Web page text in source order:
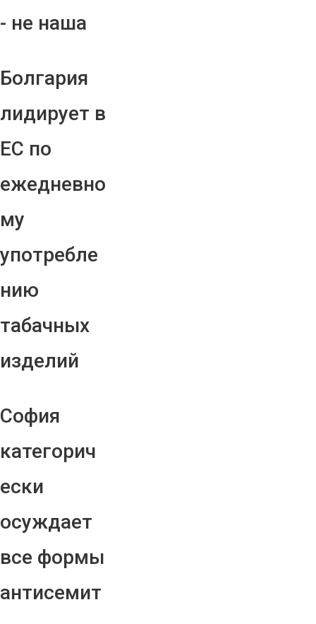
- не наша
Болгария
лидирует в
ЕС по
ежедневно
му
употребле
нию
табачных
изделий
София
категорич
ески
осуждает
все формы
антисемит